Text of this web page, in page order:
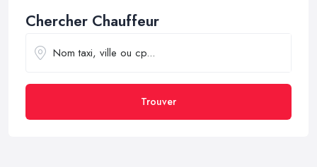
Chercher Chauffeur
Trouver